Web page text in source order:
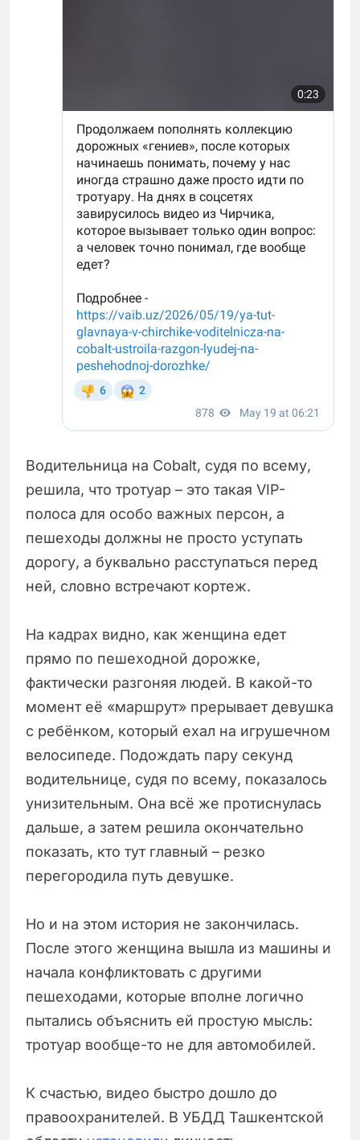
Водительница на Cobalt, судя по всему,
решила, что тротуар – это такая VIP-
полоса для особо важных персон, а
пешеходы должны не просто уступать
дорогу, а буквально расступаться перед
ней, словно встречают кортеж.
На кадрах видно, как женщина едет
прямо по пешеходной дорожке,
фактически разгоняя людей. В какой-то
момент её «маршрут» прерывает девушка
с ребёнком, который ехал на игрушечном
велосипеде. Подождать пару секунд
водительнице, судя по всему, показалось
унизительным. Она всё же протиснулась
дальше, а затем решила окончательно
показать, кто тут главный – резко
перегородила путь девушке.
Но и на этом история не закончилась.
После этого женщина вышла из машины и
начала конфликтовать с другими
пешеходами, которые вполне логично
пытались объяснить ей простую мысль:
тротуар вообще-то не для автомобилей.
К счастью, видео быстро дошло до
правоохранителей. В УБДД Ташкентской